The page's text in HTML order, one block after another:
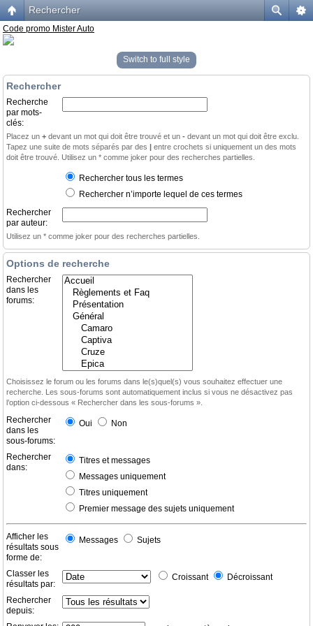
Rechercher
Code promo Mister Auto
Switch to full style
Rechercher
Recherche
par mots-
clés:
Placez un + devant un mot qui doit être trouvé et un - devant un mot qui doit être exclu.
Tapez une suite de mots séparés par des | entre crochets si uniquement un des mots
doit être trouvé. Utilisez un * comme joker pour des recherches partielles.
Rechercher tous les termes
Rechercher n’importe lequel de ces termes
Rechercher
par auteur:
Utilisez un * comme joker pour des recherches partielles.
Options de recherche
Rechercher
dans les
forums:
Choisissez le forum ou les forums dans le(s)quel(s) vous souhaitez effectuer une
recherche. Les sous-forums sont automatiquement inclus si vous ne désactivez pas
l’option ci-dessous « Rechercher dans les sous-forums ».
Rechercher
dans les
sous-forums:
Oui Non
Rechercher
dans:
Titres et messages
Messages uniquement
Titres uniquement
Premier message des sujets uniquement
Afficher les
résultats sous
forme de:
Messages Sujets
Classer les
résultats par:
Croissant Décroissant
Rechercher
depuis: